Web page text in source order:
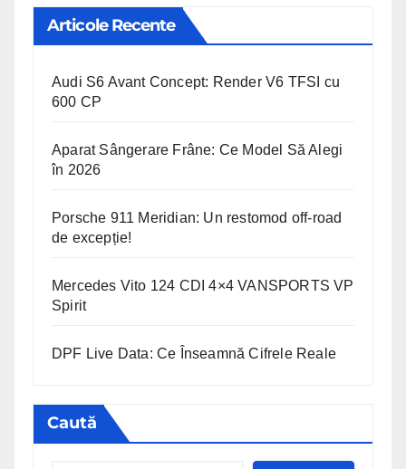
Articole Recente
Audi S6 Avant Concept: Render V6 TFSI cu
600 CP
Aparat Sângerare Frâne: Ce Model Să Alegi
în 2026
Porsche 911 Meridian: Un restomod off-road
de excepție!
Mercedes Vito 124 CDI 4×4 VANSPORTS VP
Spirit
DPF Live Data: Ce Înseamnă Cifrele Reale
Caută